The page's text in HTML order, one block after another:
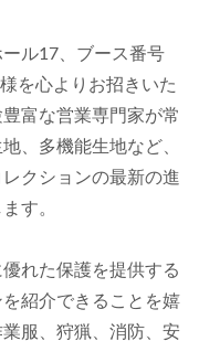
ル17、ブース番号
を心よりお招きいた
富な営業専門家が常
、多機能生地など、
クションの最新の進
す。
れた保護を提供する
紹介できることを嬉
服、狩猟、消防、安